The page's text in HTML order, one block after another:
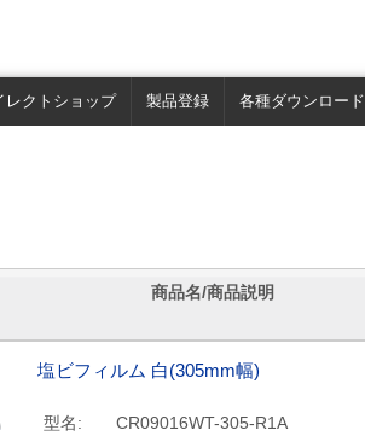
レクトショップ 製品登録 各種ダウンロード
商品名/商品説明
塩ビフィルム 白(305mm幅)
型名:
CR09016WT-305-R1A